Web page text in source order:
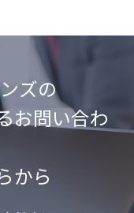
ズの
お問い合わ
から